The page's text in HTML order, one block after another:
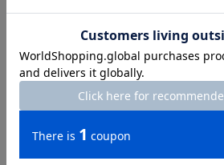
サイズ ウエスト ヒップ 股上
7号 63 100 27
66 103 27.5
11号 69 106